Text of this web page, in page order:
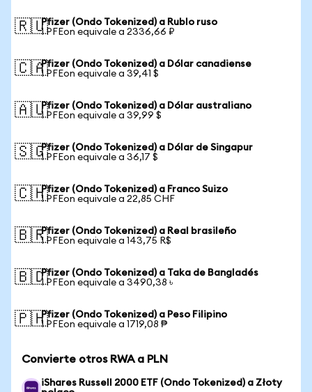
🇷🇺Pfizer (Ondo Tokenized) a Rublo ruso
1 PFEon equivale a 2336,66 ₽
🇨🇦Pfizer (Ondo Tokenized) a Dólar canadiense
1 PFEon equivale a 39,41 $
🇦🇺Pfizer (Ondo Tokenized) a Dólar australiano
1 PFEon equivale a 39,99 $
🇸🇬Pfizer (Ondo Tokenized) a Dólar de Singapur
1 PFEon equivale a 36,17 $
🇨🇭Pfizer (Ondo Tokenized) a Franco Suizo
1 PFEon equivale a 22,85 CHF
🇧🇷Pfizer (Ondo Tokenized) a Real brasileño
1 PFEon equivale a 143,75 R$
🇧🇩Pfizer (Ondo Tokenized) a Taka de Bangladés
1 PFEon equivale a 3490,38 ৳
🇵🇭Pfizer (Ondo Tokenized) a Peso Filipino
1 PFEon equivale a 1719,08 ₱
Convierte otros RWA a PLN
iShares Russell 2000 ETF (Ondo Tokenized) a Złoty